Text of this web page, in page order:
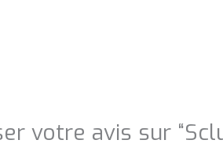
votre avis sur